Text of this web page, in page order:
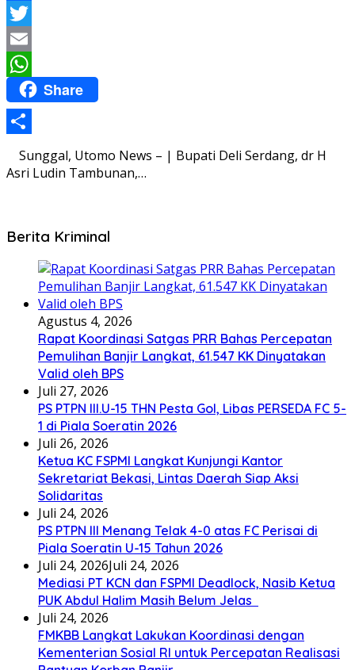
Facebook
Twitter
Email
WhatsApp
Share
Share
Sunggal, Utomo News – | Bupati Deli Serdang, dr H
Asri Ludin Tambunan,…
Berita Kriminal
Agustus 4, 2026
Rapat Koordinasi Satgas PRR Bahas Percepatan
Pemulihan Banjir Langkat, 61.547 KK Dinyatakan
Valid oleh BPS
Juli 27, 2026
PS PTPN III.U-15 THN Pesta Gol, Libas PERSEDA FC 5-
1 di Piala Soeratin 2026
Juli 26, 2026
Ketua KC FSPMI Langkat Kunjungi Kantor
Sekretariat Bekasi, Lintas Daerah Siap Aksi
Solidaritas
Juli 24, 2026
PS PTPN III Menang Telak 4-0 atas FC Perisai di
Piala Soeratin U-15 Tahun 2026
Juli 24, 2026Juli 24, 2026
Mediasi PT KCN dan FSPMI Deadlock, Nasib Ketua
PUK Abdul Halim Masih Belum Jelas
Juli 24, 2026
FMKBB Langkat Lakukan Koordinasi dengan
Kementerian Sosial RI untuk Percepatan Realisasi